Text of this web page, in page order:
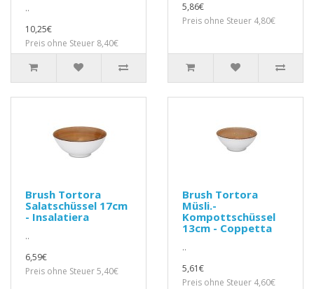
..
10,25€
Preis ohne Steuer 8,40€
5,86€
Preis ohne Steuer 4,80€
Brush Tortora
Salatschüssel 17cm
- Insalatiera
..
6,59€
Preis ohne Steuer 5,40€
Brush Tortora
Müsli.-
Kompottschüssel
13cm - Coppetta
..
5,61€
Preis ohne Steuer 4,60€